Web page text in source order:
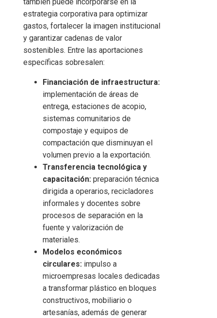
también puede incorporarse en la
estrategia corporativa para optimizar
gastos, fortalecer la imagen institucional
y garantizar cadenas de valor
sostenibles. Entre las aportaciones
específicas sobresalen:
Financiación de infraestructura:
implementación de áreas de
entrega, estaciones de acopio,
sistemas comunitarios de
compostaje y equipos de
compactación que disminuyan el
volumen previo a la exportación.
Transferencia tecnológica y
capacitación: preparación técnica
dirigida a operarios, recicladores
informales y docentes sobre
procesos de separación en la
fuente y valorización de
materiales.
Modelos económicos
circulares: impulso a
microempresas locales dedicadas
a transformar plástico en bloques
constructivos, mobiliario o
artesanías, además de generar